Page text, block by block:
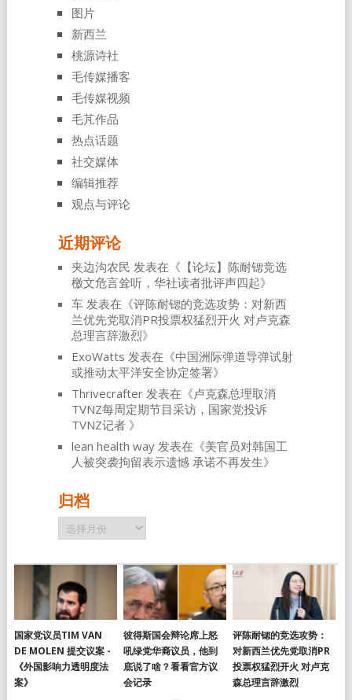
图片
新西兰
桃源诗社
毛传媒播客
毛传媒视频
毛芃作品
热点话题
社交媒体
编辑推荐
观点与评论
近期评论
夹边沟农民 发表在《 【论坛】陈耐锶竞选
檄文危言耸听，华社读者批评声四起》
车发表在《评陈耐锶的竞选攻势：对新西
兰优先党取消PR投票权猛烈开火 对卢克森
总理言辞激烈》
ExoWatts 发表在《中国洲际弹道导弹试射
或推动太平洋安全协定签署》
Thrivecrafter发表在《卢克森总理取消
TVNZ每周定期节目采访，国家党投诉
TVNZ记者 》
lean health way发表在《美官员对韩国工
人被突袭拘留表示遗憾 承诺不再发生》
归档
归
档
国家党议员TIM VAN
DE MOLEN 提交议案 -
《外国影响力透明度法
案》
彼得斯国会辩论席上怒
吼绿党华裔议员，他到
底说了啥？看看官方议
会记录
评陈耐锶的竞选攻势：
对新西兰优先党取消PR
投票权猛烈开火 对卢克
森总理言辞激烈